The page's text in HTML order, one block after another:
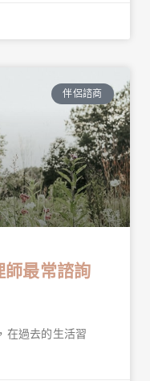
伴侶諮商
師最常諮詢
在過去的生活習